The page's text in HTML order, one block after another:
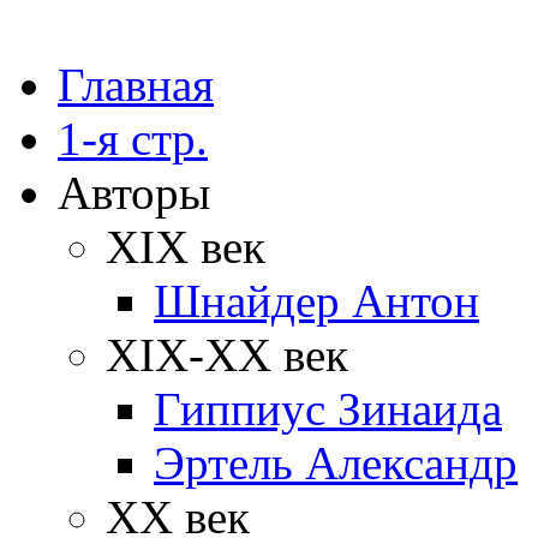
Главная
1-я стр.
Авторы
XIX век
Шнайдер Антон
XIX-XX век
Гиппиус Зинаида
Эртель Александр
XX век